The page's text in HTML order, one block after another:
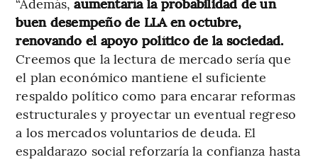
buen desempeño de LLA en octubre,
renovando el apoyo político de la sociedad.
Creemos que la lectura de mercado sería que
el plan económico mantiene el suficiente
respaldo político como para encarar reformas
estructurales y proyectar un eventual regreso
a los mercados voluntarios de deuda. El
espaldarazo social reforzaría la confianza hasta